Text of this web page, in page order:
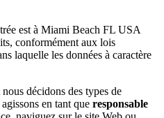
est à Miami Beach FL USA
conformément aux lois
laquelle les données à caractère
décidons des types de
en tant que responsable